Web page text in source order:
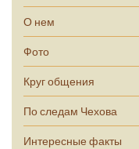
О нем
Фото
Круг общения
По следам Чехова
Интересные факты